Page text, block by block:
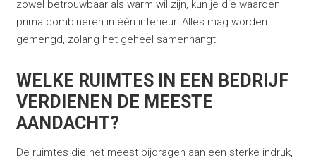
zowel betrouwbaar als warm wil zijn, kun je die waarden
prima combineren in één interieur. Alles mag worden
gemengd, zolang het geheel samenhangt.
WELKE RUIMTES IN EEN BEDRIJF
VERDIENEN DE MEESTE
AANDACHT?
De ruimtes die het meest bijdragen aan een sterke indruk,